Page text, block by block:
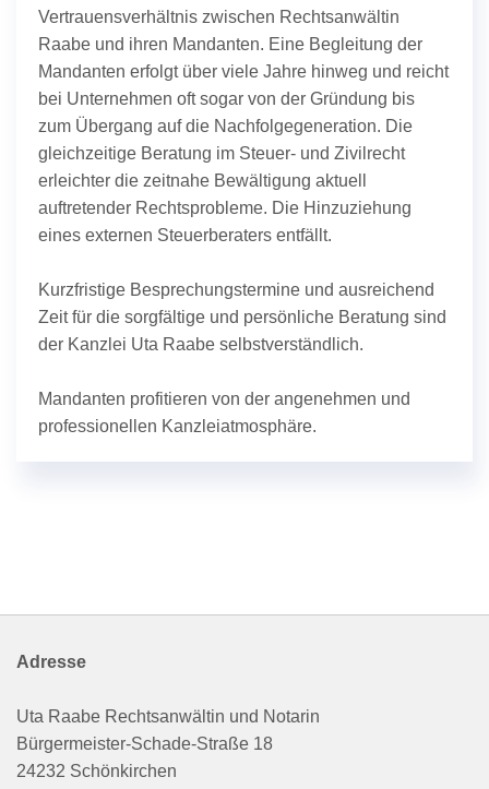
Vertrauensverhältnis zwischen Rechtsanwältin
Raabe und ihren Mandanten. Eine Begleitung der
Mandanten erfolgt über viele Jahre hinweg und reicht
bei Unternehmen oft sogar von der Gründung bis
zum Übergang auf die Nachfolgegeneration. Die
gleichzeitige Beratung im Steuer- und Zivilrecht
erleichter die zeitnahe Bewältigung aktuell
auftretender Rechtsprobleme. Die Hinzuziehung
eines externen Steuerberaters entfällt.
Kurzfristige Besprechungstermine und ausreichend
Zeit für die sorgfältige und persönliche Beratung sind
der Kanzlei Uta Raabe selbstverständlich.
Mandanten profitieren von der angenehmen und
professionellen Kanzleiatmosphäre.
Adresse
Uta Raabe Rechtsanwältin und Notarin
Bürgermeister-Schade-Straße 18
24232 Schönkirchen